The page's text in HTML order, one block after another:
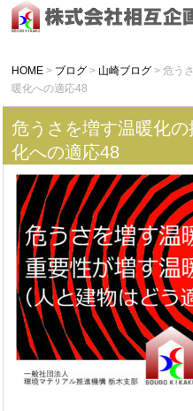
HOME > ブログ > 山崎ブログ > 危う
暖化への適応48
危うさを増す温暖化
化への適応48